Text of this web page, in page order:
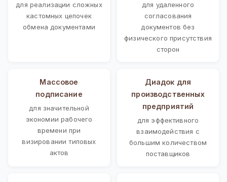
для реализации сложных
кастомных цепочек
обмена документами
для удаленного
согласования
документов без
физического присутствия
сторон
Массовое
подписание
для значительной
экономии рабочего
времени при
визировании типовых
актов
Диадок для
производственных
предприятий
для эффективного
взаимодействия с
большим количеством
поставщиков